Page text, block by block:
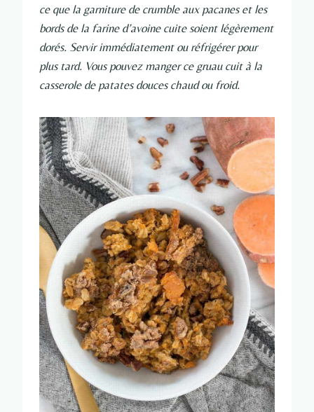
ce que la garniture de crumble aux pacanes et les
bords de la farine d’avoine cuite soient légèrement
dorés. Servir immédiatement ou réfrigérer pour
plus tard. Vous pouvez manger ce gruau cuit à la
casserole de patates douces chaud ou froid.